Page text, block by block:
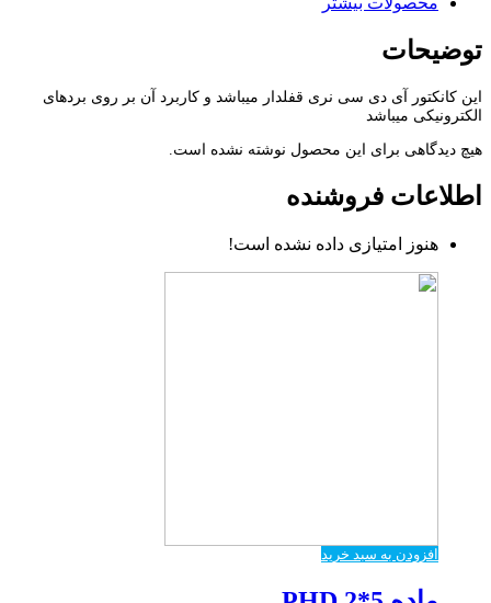
توضیحات
این کانکتور آی دی سی نری قفلدار میباشد و کاربرد آن بر روی بردهای
الکترونیکی میباشد
هیچ دیدگاهی برای این محصول نوشته نشده است.
اطلاعات فروشنده
هنوز امتیازی داده نشده است!
افزودن به سبد خرید